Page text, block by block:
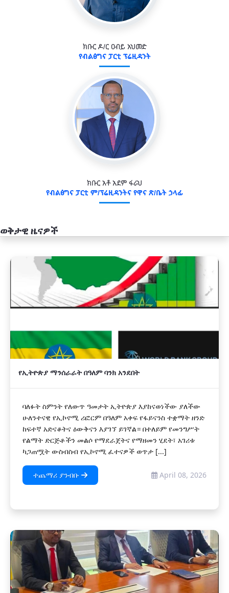
ክቡር ዶ/ር ዐብይ አህመድ
የብልፅግና ፓርቲ ፕሬዚዳንት
ክቡር አቶ አደም ፋራህ
የብልፅግና ፓርቲ ም/ፕሬዚዳንትና የዋና ጽ/ቤት ኃላፊ
ወቅታዊ ዜናዎች
አዲስ
የኢትዮጵያ ማንሰራራት በዓለም ባንክ አንደበት
ባለፉት ስምንት የለውጥ ዓመታት ኢትዮጵያ እያከናወነችው ያለችው
ሁለንተናዊ የኢኮኖሚ ሪፎርም በዓለም አቀፍ የፋይናንስ ተቋማት ዘንድ
ከፍተኛ አድናቆትና ዕውቅናን እያገኘ ይገኛል። በተለይም የመንግሥት
የልማት ድርጅቶችን መልሶ የማደራጀትና የማዘመን ሂደት፣ አገሪቱ
ካጋጠሟት ውስብስብ የኢኮኖሚ ፈተናዎች ወጥታ [...]
ተጨማሪ ያንብቡ April 08, 2026